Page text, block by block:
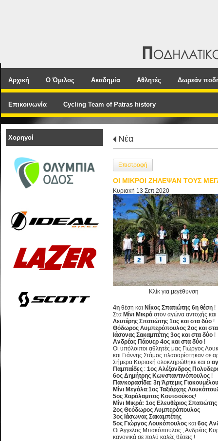
Αρχική Ο Όμιλος Ακαδημία Αθλητές Δωρεάν
Επικοινωνία Cycling Team of Patras history
Χορηγοί Νέα
Επιστροφή
ΟΙ ΜΙΚΡΟΙ ΖΗΛΕΨΑΝ ΤΟΥΣ
Κυριακή 13 Σεπ 2020
Κλίκ για μεγέθυνση
4η θέση και Νίκος Σπατιώτης 6η θέση !
Στα Μίνι Μικρά στον αγώνα αντοχής και
Λευτέρης Σπατιώτης 1ος και στα δύο !
Θόδωρος Λυμπερόπουλος 2ος και
Ιάσονας Σακαμπέτης 3ος και στα δύο !
Ανδρέας Πάουερ 4ος και στα δύο !
Οι υπόλοιποι αθλητές μας Γιώργος
και Γιάννης Στάμος πλασαρίστηκαν σε
Σήμερα Κυριακή ολοκληρώθηκε και ο
Παμπαίδες : 1ος Αλέξανδρος
6ος Δημήτρης Κωνσταντινόπουλος !
Πανκορασίδα: 3η Άρτεμις Γιακουμέλου
Μίνι Μεγάλα:1ος Ταξιάρχης
5ος Χαράλαμπος Κουτσούκος!
Μίνι Μικρά: 1ος Ελευθέριος Σπατιώτης
2ος Θεόδωρος Λυμπερόπουλος
3ος Ιάσωνας Σακαμπέτης
5ος Γιώργος Λουκόπουλος και 6ος
Οι Άγγελος Μπακόπουλος , Ανδρέας
κανονικά σε πολύ καλές θέσεις !